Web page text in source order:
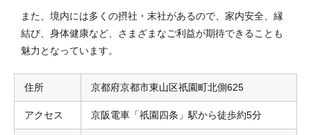
また、境内には多くの摂社・末社があるので、家内安全、縁
結び、身体健康など、さまざまなご利益が期待できることも
魅力となっています。
住所 京都府京都市東山区祇園町北側625
アクセス 京阪電車「祇園四条」駅から徒歩約5分